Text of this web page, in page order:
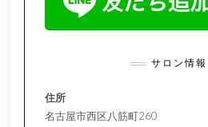
サロン情報
住所
名古屋市西区八筋町260